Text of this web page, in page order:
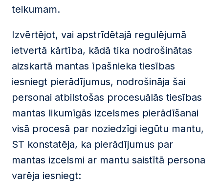
teikumam.
Izvērtējot, vai apstrīdētajā regulējumā
ietvertā kārtība, kādā tika nodrošinātas
aizskartā mantas īpašnieka tiesības
iesniegt pierādījumus, nodrošināja šai
personai atbilstošas procesuālās tiesības
mantas likumīgās izcelsmes pierādīšanai
visā procesā par noziedzīgi iegūtu mantu,
ST konstatēja, ka pierādījumus par
mantas izcelsmi ar mantu saistītā persona
varēja iesniegt: